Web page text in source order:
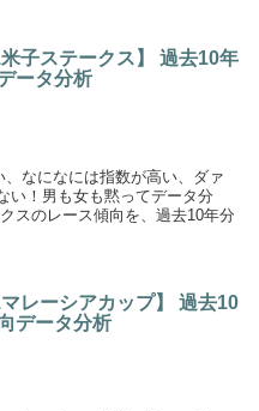
米子ステークス】 過去10年
ータ分析
なになには指数が高い、ダァ
い！男も女も黙ってデータ分
スのレース傾向を、過去10年分
マレーシアカップ】 過去10
データ分析